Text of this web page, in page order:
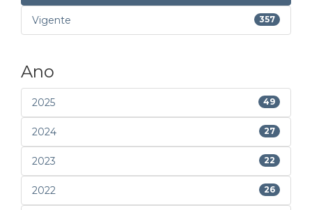
Vigente 357
Ano
2025 49
2024 27
2023 22
2022 26